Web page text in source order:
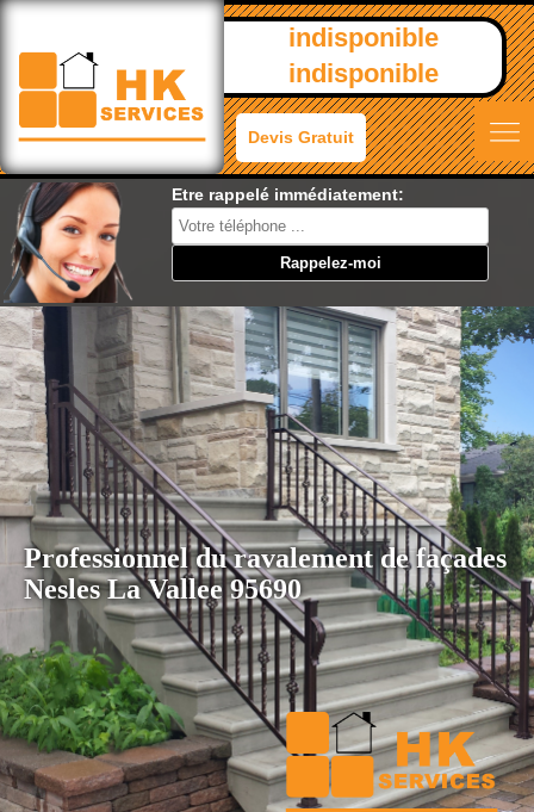
indisponible
indisponible
Devis Gratuit
Etre rappelé immédiatement:
Professionnel du ravalement de façades
Nesles La Vallee 95690